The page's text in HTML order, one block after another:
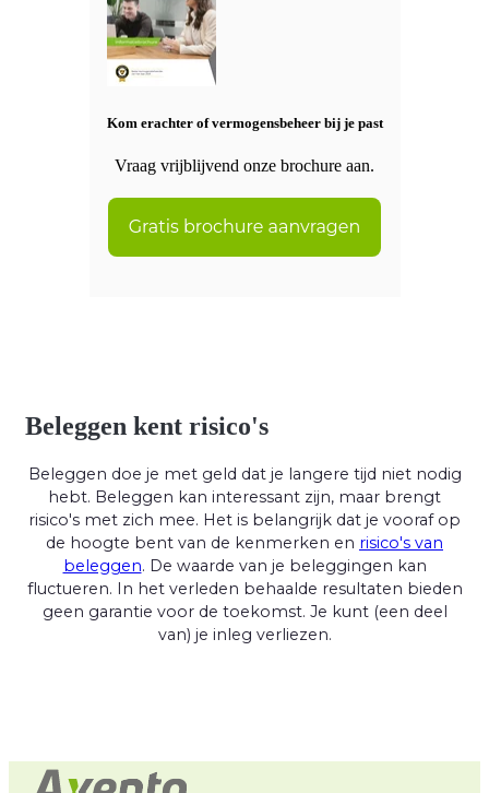
Kom erachter of vermogensbeheer bij je past
Vraag vrijblijvend onze brochure aan.
Beleggen kent risico's
Beleggen doe je met geld dat je langere tijd niet nodig
hebt. Beleggen kan interessant zijn, maar brengt
risico's met zich mee. Het is belangrijk dat je vooraf op
de hoogte bent van de kenmerken en risico's van
beleggen. De waarde van je beleggingen kan
fluctueren. In het verleden behaalde resultaten bieden
geen garantie voor de toekomst. Je kunt (een deel
van) je inleg verliezen.